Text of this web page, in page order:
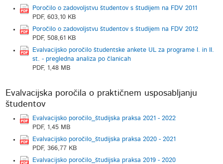
Poročilo o zadovoljstvu študentov s študijem na FDV 2011
PDF, 603,10 KB
Poročilo o zadovoljstvu študentov s študijem na FDV 2012
PDF, 508,61 KB
Evalvacijsko poročilo študentske ankete UL za programe I. in II.
st. - pregledna analiza po članicah
PDF, 1,48 MB
Evalvacijska poročila o praktičnem usposabljanju
študentov
Evalvacijsko poročilo_študijska praksa 2021 - 2022
PDF, 1,45 MB
Evalvacijsko poročilo_študijska praksa 2020 - 2021
PDF, 366,77 KB
Evalvacijsko poročilo_študijska praksa 2019 - 2020